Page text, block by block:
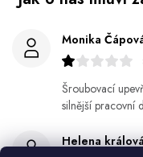
Monika
Šroubovací
silnější pracovní
Helena